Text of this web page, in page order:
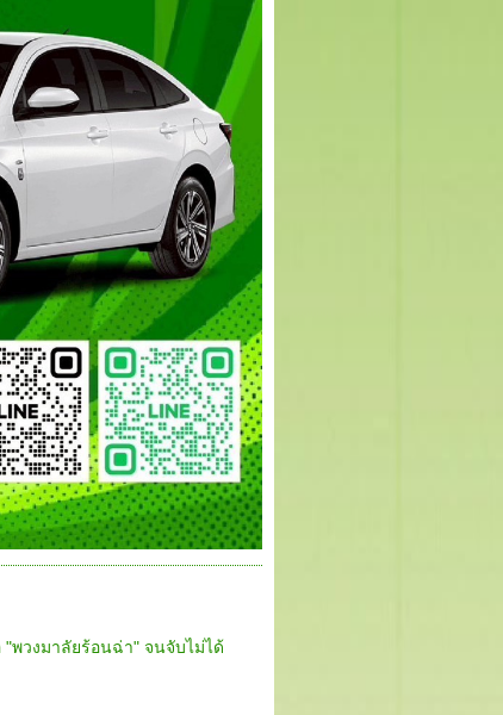
พวงมาลัยร้อนฉ่า" จนจับไม่ได้